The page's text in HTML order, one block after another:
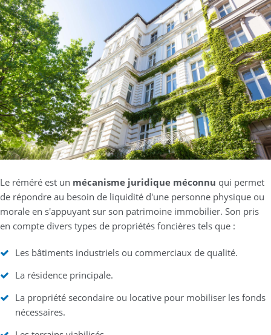
Le réméré est un mécanisme juridique méconnu qui permet
de répondre au besoin de liquidité d'une personne physique ou
morale en s'appuyant sur son patrimoine immobilier. Son pris
en compte divers types de propriétés foncières tels que :
Les bâtiments industriels ou commerciaux de qualité.
La résidence principale.
La propriété secondaire ou locative pour mobiliser les fonds
nécessaires.